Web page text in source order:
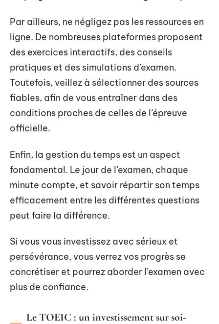
Par ailleurs, ne négligez pas les ressources en
ligne. De nombreuses plateformes proposent
des exercices interactifs, des conseils
pratiques et des simulations d’examen.
Toutefois, veillez à sélectionner des sources
fiables, afin de vous entraîner dans des
conditions proches de celles de l’épreuve
officielle.
Enfin, la gestion du temps est un aspect
fondamental. Le jour de l’examen, chaque
minute compte, et savoir répartir son temps
efficacement entre les différentes questions
peut faire la différence.
Si vous vous investissez avec sérieux et
persévérance, vous verrez vos progrès se
concrétiser et pourrez aborder l’examen avec
plus de confiance.
Le TOEIC : un investissement sur soi-